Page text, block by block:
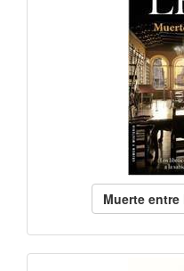
Muerte entre